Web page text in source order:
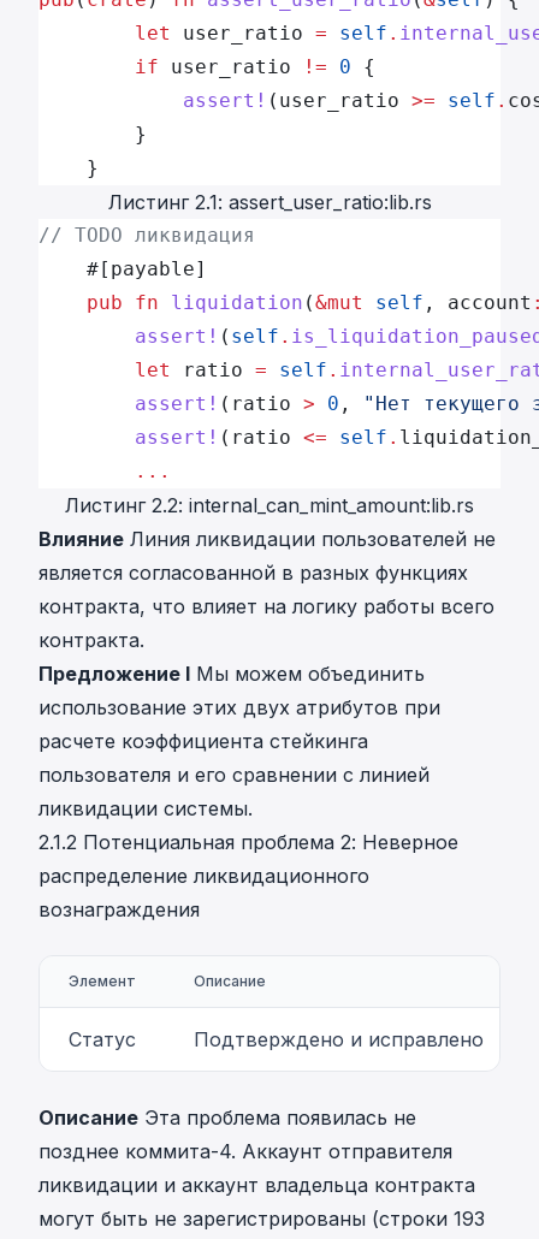
        let
user_ratio = self .
        if
user_ratio != 0 {
            assert!
(user_ratio >= self .
        }
    }
Листинг 2.1: assert_user_ratio:lib.rs
// TODO ликвидация
    #[payable]
    pub
fn liquidation (&mut self , account
        assert!
( self .
        let
ratio = self .
        assert!
(ratio > 0 ,
"Нет текущего
        assert!
(ratio <= self .
        ...
Листинг 2.2: internal_can_mint_amount:lib.rs
Влияние Линия ликвидации пользователей не
является согласованной в разных функциях
контракта, что влияет на логику работы всего
контракта.
Предложение I Мы можем объединить
использование этих двух атрибутов при
расчете коэффициента стейкинга
пользователя и его сравнении с линией
ликвидации системы.
2.1.2 Потенциальная проблема 2: Неверное
распределение ликвидационного
вознаграждения
Элемент Описание
Статус Подтверждено и исправлено
Описание Эта проблема появилась не
позднее коммита-4. Аккаунт отправителя
ликвидации и аккаунт владельца контракта
могут быть не зарегистрированы (строки 193